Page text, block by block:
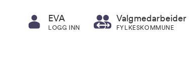
EVA
LOGG INN
Valgmedarbeider
FYLKESKOMMUNE